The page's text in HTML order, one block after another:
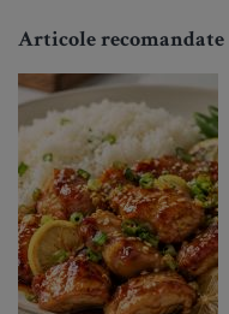
Articole recomandate